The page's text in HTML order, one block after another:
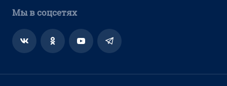
Мы в соцсетях